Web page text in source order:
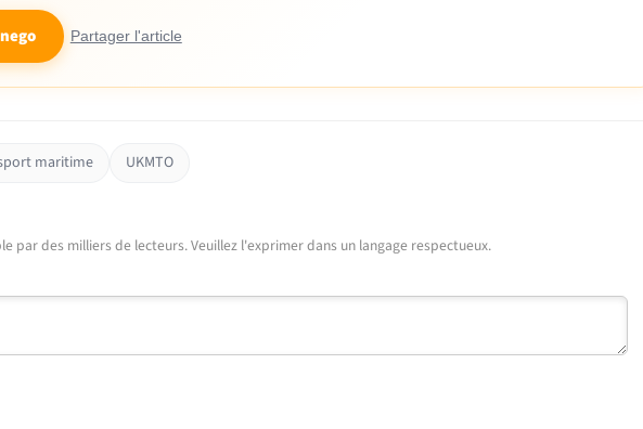
Partager l'article
maritime UKMTO
par des milliers de lecteurs. Veuillez l'exprimer dans un langage respectueux.